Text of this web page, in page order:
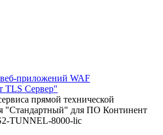
приложений WAF
TLS Сервер"
прямой технической
"Стандартный" для ПО Континент
TUNNEL-8000-lic